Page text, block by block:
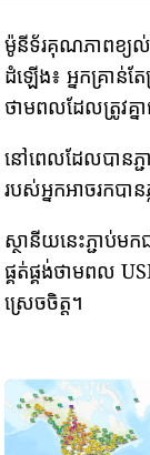
ម៉ូនីទ័រគុណភាពខ្យ
ដំឡើង៖ អ្នកគ្រាន់
ថាមពលដែលត្រូវគ្
នៅពេលដែលបានភ្
របស់អ្នកអាចរកបា
ស្ថានីយនេះភ្ជាប់ម
ផ្គត់ផ្គង់ថាមពល
ស្រេចចិត្ត។